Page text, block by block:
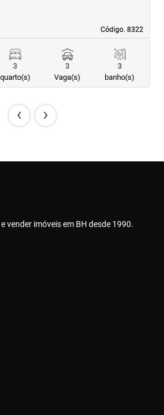
Código. 8322
Código. 8322
3
quarto(s)
3
Vaga(s)
3
banho(s)
‹ ›
vender imóveis em BH desde 1990.